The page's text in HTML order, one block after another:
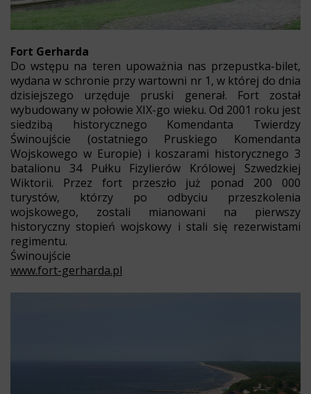
Fort Gerharda
Do wstępu na teren upoważnia nas przepustka-bilet,
wydana w schronie przy wartowni nr 1, w której do dnia
dzisiejszego urzęduje pruski generał. Fort został
wybudowany w połowie XIX-go wieku. Od 2001 roku jest
siedzibą historycznego Komendanta Twierdzy
Świnoujście (ostatniego Pruskiego Komendanta
Wojskowego w Europie) i koszarami historycznego 3
batalionu 34 Pułku Fizylierów Królowej Szwedzkiej
Wiktorii. Przez fort przeszło już ponad 200 000
turystów, którzy po odbyciu przeszkolenia
wojskowego, zostali mianowani na pierwszy
historyczny stopień wojskowy i stali się rezerwistami
regimentu.
Świnoujście
www.fort-gerharda.pl